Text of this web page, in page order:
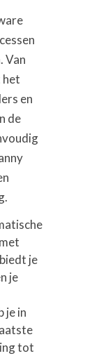
Van
het
en
de
je
je
je in
tot